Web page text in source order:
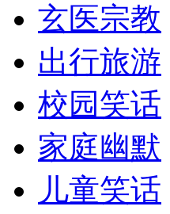
玄医宗教
出行旅游
校园笑话
家庭幽默
儿童笑话